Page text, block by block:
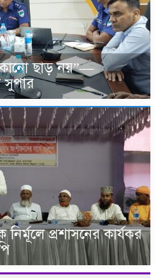
ছাড় নয়”—
সুপার
প্রশাসনের কার্যকর